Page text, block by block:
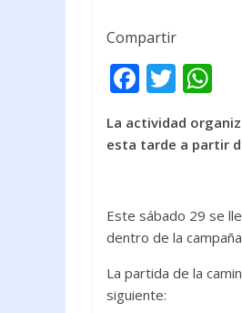
Compartir
F
ac
e
o
k
T
w
itt
er
at
p
p
La actividad
esta tarde a partir
Este sábado 29 se
dentro de la
La partida de la
siguiente: